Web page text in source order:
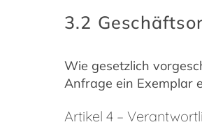
3.2
Wie gesetzlich
Anfrage ein Exemplar
Artikel 4 –